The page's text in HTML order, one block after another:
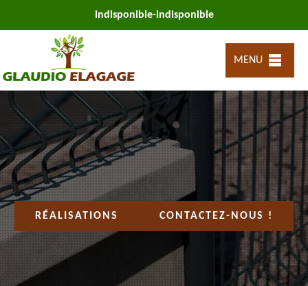
indisponible-indisponible
MENU
RÉALISATIONS CONTACTEZ-NOUS !